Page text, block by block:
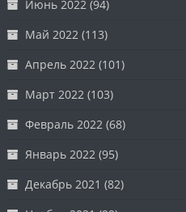
Июнь 2022 (94)
Май 2022 (113)
Апрель 2022 (101)
Март 2022 (103)
Февраль 2022 (68)
Январь 2022 (95)
Декабрь 2021 (82)